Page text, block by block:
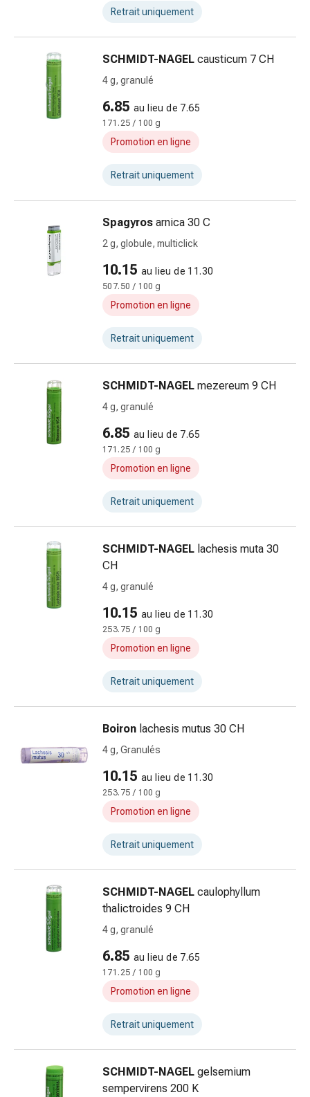
Inflammation
oculaire
ophtalmiques
Hygiène
oculaire
sanguins
Cœur
contention
Circulation
sanguine
fumer
Veines
Coagulation
Troubles
et
nerveux
Troubles
mémoire
concentration
Antiallergiques
Peau
Estomac
Diarrhée
Brûlures
vomissements
Digestion,
ballonnements
Constipation
Eczéma
Retrait uniquement
SCHMIDT-NAGEL causticum 7 CH
4 g, granulé
6.85 au lieu de 7.65
171.25 / 100 g
Promotion en ligne
Retrait uniquement
Spagyros arnica 30 C
2 g, globule, multiclick
10.15 au lieu de 11.30
507.50 / 100 g
Promotion en ligne
Retrait uniquement
SCHMIDT-NAGEL mezereum 9 CH
4 g, granulé
6.85 au lieu de 7.65
171.25 / 100 g
Promotion en ligne
Retrait uniquement
SCHMIDT-NAGEL lachesis muta 30
CH
4 g, granulé
10.15 au lieu de 11.30
253.75 / 100 g
Promotion en ligne
Retrait uniquement
Boiron lachesis mutus 30 CH
4 g, Granulés
10.15 au lieu de 11.30
253.75 / 100 g
Promotion en ligne
Retrait uniquement
SCHMIDT-NAGEL caulophyllum
thalictroides 9 CH
4 g, granulé
6.85 au lieu de 7.65
171.25 / 100 g
Promotion en ligne
Retrait uniquement
SCHMIDT-NAGEL gelsemium
sempervirens 200 K